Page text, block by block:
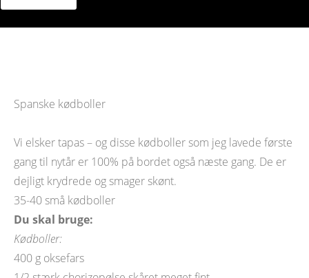
Spanske kødboller
Vi elsker tapas – og disse kødboller som jeg lavede første
gang til nytår er 100% på bordet også næste gang. De er
dejligt krydrede og smager skønt.
35-40 små kødboller
Du skal bruge:
Kødboller:
400 g oksefars